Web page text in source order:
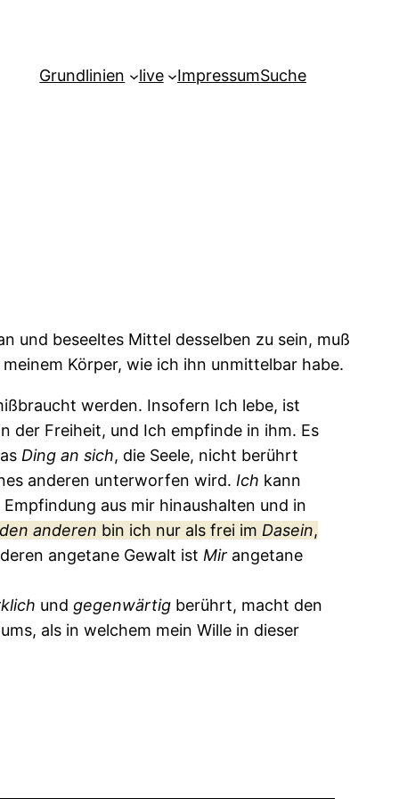
Grundlinien live ImpressumSuche
und beseeltes Mittel desselben zu sein, muß
Körper, wie ich ihn unmittelbar habe.
werden. Insofern Ich lebe, ist
der Freiheit, und Ich empfinde in ihm. Es
Ding an sich, die Seele, nicht berührt
anderen unterworfen wird. Ich kann
aus mir hinaushalten und in
den anderen bin ich nur als frei im Dasein,
angetane Gewalt ist Mir angetane
und gegenwärtig berührt, macht den
als in welchem mein Wille in dieser